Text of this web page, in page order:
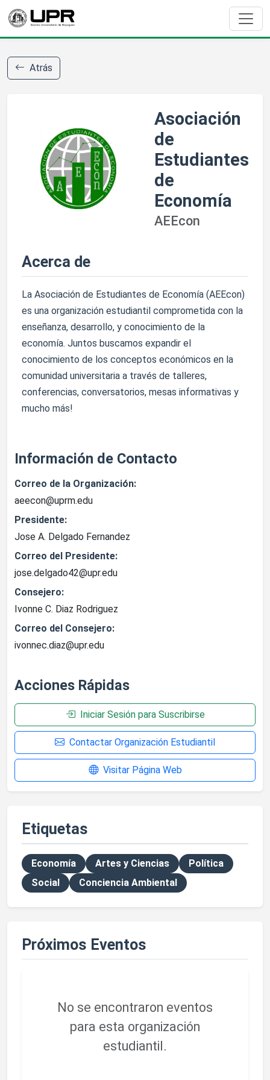
Atrás
Asociación
de
Estudiantes
de
Economía
AEEcon
Acerca de
La Asociación de Estudiantes de Economía (AEEcon)
es una organización estudiantil comprometida con la
enseñanza, desarrollo, y conocimiento de la
economía. Juntos buscamos expandir el
conocimiento de los conceptos económicos en la
comunidad universitaria a través de talleres,
conferencias, conversatorios, mesas informativas y
mucho más!
Información de Contacto
Correo de la Organización:
aeecon@uprm.edu
Presidente:
Jose A. Delgado Fernandez
Correo del Presidente:
jose.delgado42@upr.edu
Consejero:
Ivonne C. Diaz Rodriguez
Correo del Consejero:
ivonnec.diaz@upr.edu
Acciones Rápidas
Iniciar Sesión para Suscribirse
Contactar Organización Estudiantil
Visitar Página Web
Etiquetas
Economía Artes y Ciencias
Política
Social
Conciencia Ambiental
Próximos Eventos
No se encontraron eventos
para esta organización
estudiantil.